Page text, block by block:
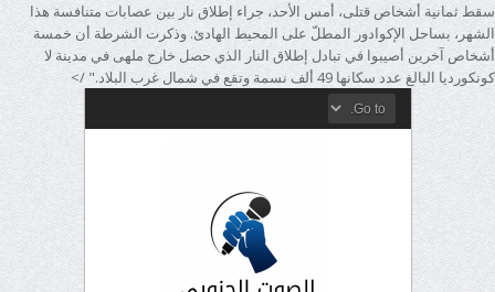
سقط ثمانية أشخاص قتلى، أمس الأحد، جراء إطلاق نار بين عصابات متنافسة هذا
الشهر، بساحل الإكوادور المطلّ على المحيط الهادئ. وذكرت الشرطة أن خمسة
أشخاص آخرين أصيبوا في تبادل إطلاق النار الذي حصل خارج ملهى في مدينة لا
كونكورديا البالغ عدد سكانها 49 ألف نسمة وتقع في شمال غرب البلاد." />